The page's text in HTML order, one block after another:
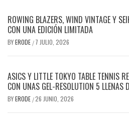
ROWING BLAZERS, WIND VINTAGE Y
CON UNA EDICIÓN LIMITADA
BYERODE / 7 JULIO, 2026
ASICS Y LITTLE TOKYO TABLE TENNIS
CON UNAS GEL-RESOLUTION 5 LLENAS
BYERODE /26 JUNIO, 2026